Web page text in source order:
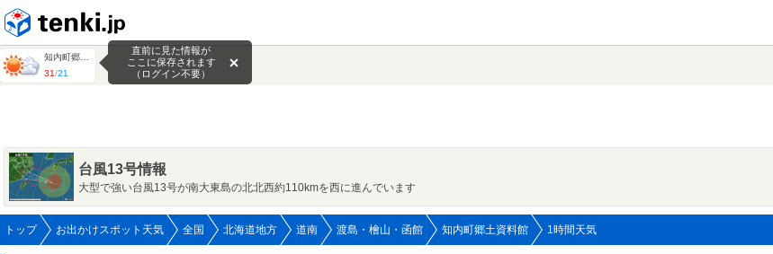
31/21
直前に見た情報が
ここに保存されます
（ログイン不要）
台風13号情報
大型で強い台風13号が南大東島の北北西約110kmを西に進んでいます
トップ お出かけスポット天気 全国 北海道地方 道南 渡島・檜山・函館 知内町郷土資料館 1時間天気